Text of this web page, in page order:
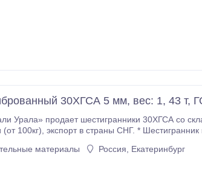
30ХГСА 5 мм, вес: 1, 43 т,
шестигранники 30ХГСА со склада. Сталь, которая будет служить
30ХГСА 5 мм, вес: 1, 43 т, ГОСТ 8560-
материалы Россия, Екатеринбург